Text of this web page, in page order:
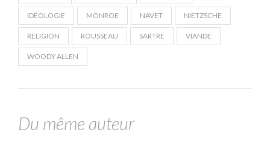
IDÉOLOGIE MONROE NAVET NIETZSCHE
RELIGION ROUSSEAU SARTRE VIANDE
WOODY ALLEN
Du même auteur